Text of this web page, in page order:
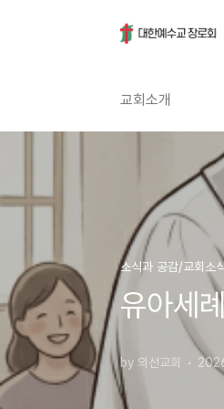
교회소개
소식과 공감/교회소
유아세
by 의선교회